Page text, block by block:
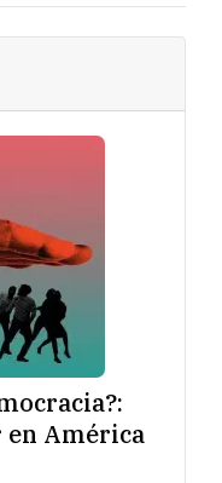
en América